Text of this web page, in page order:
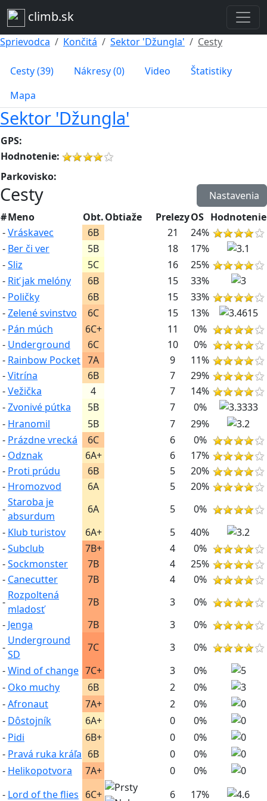
climb.sk
Sprievodca Končitá Sektor 'Džungla' Cesty
Cesty (39) Nákresy (0) Video
Štatistiky
Mapa
Sektor 'Džungla'
GPS:
Hodnotenie:
Parkovisko:
Cesty
Nastavenia
#Meno Obt.Obtiaže PrelezyOS Hodnotenie
- Vráskavec 6B 21
24%
- Ber či ver 5B 18
17%
- Sliz 5C 16
25%
- Riť jak melóny 6B 15
33%
- Poličky 6B 15
33%
- Zelené svinstvo 6C 15
13%
- Pán múch 6C+ 11
0%
- Underground 6C 10
0%
- Rainbow Pocket 7A 9
11%
- Vitrína 6B 7
29%
- Vežička 4 7
14%
- Zvonivé pútka 5B 7
0%
- Hranomil 5B 7
29%
- Prázdne vrecká 6C 6
0%
- Odznak 6A+ 6
17%
- Proti prúdu 6B 5
20%
- Hromozvod 6A 5
20%
-
Staroba je
absurdum
6A 5
0%
- Klub turistov 6A+ 5
40%
- Subclub 7B+ 4
0%
- Sockmonster 7B 4
25%
- Canecutter 7B 4
0%
-
Rozpoltená
mladosť
7B 3
0%
- Jenga 7B 3
0%
-
Underground
SD
7C 3
0%
- Wind of change 7C+ 3
0%
- Oko muchy 6B 2
0%
- Afronaut 7A+ 2
0%
- Dôstojník 6A+ 0
0%
- Pidi 6B+ 0
0%
- Pravá ruka kráľa 6B 0
0%
- Helikopotvora 7A+ 0
0%
- Lord of the flies 6C+ 6 17%